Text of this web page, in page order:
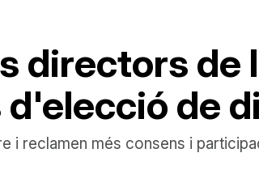
directors de
de
i reclamen més consens i